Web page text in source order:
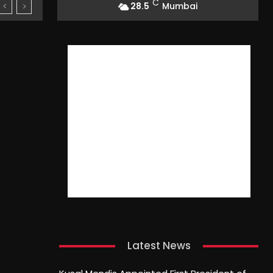
28.5 C Mumbai
Latest News